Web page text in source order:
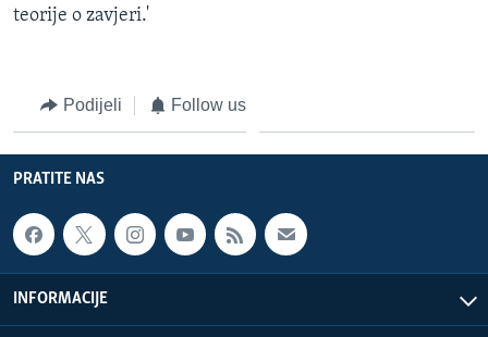
teorije o zavjeri.'
Podijeli Follow us
PRATITE NAS
INFORMACIJE